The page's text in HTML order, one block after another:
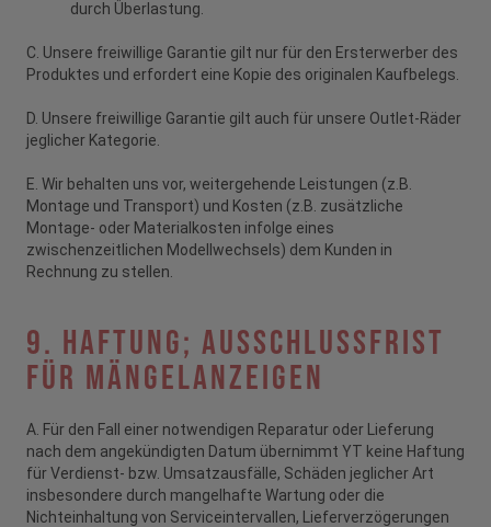
durch Überlastung.
C. Unsere freiwillige Garantie gilt nur für den Ersterwerber des
Produktes und erfordert eine Kopie des originalen Kaufbelegs.
D. Unsere freiwillige Garantie gilt auch für unsere Outlet-Räder
jeglicher Kategorie.
E. Wir behalten uns vor, weitergehende Leistungen (z.B.
Montage und Transport) und Kosten (z.B. zusätzliche
Montage- oder Materialkosten infolge eines
zwischenzeitlichen Modellwechsels) dem Kunden in
Rechnung zu stellen.
9. Haftung; Ausschlussfrist
für Mängelanzeigen
A. Für den Fall einer notwendigen Reparatur oder Lieferung
nach dem angekündigten Datum übernimmt YT keine Haftung
für Verdienst- bzw. Umsatzausfälle, Schäden jeglicher Art
insbesondere durch mangelhafte Wartung oder die
Nichteinhaltung von Serviceintervallen, Lieferverzögerungen